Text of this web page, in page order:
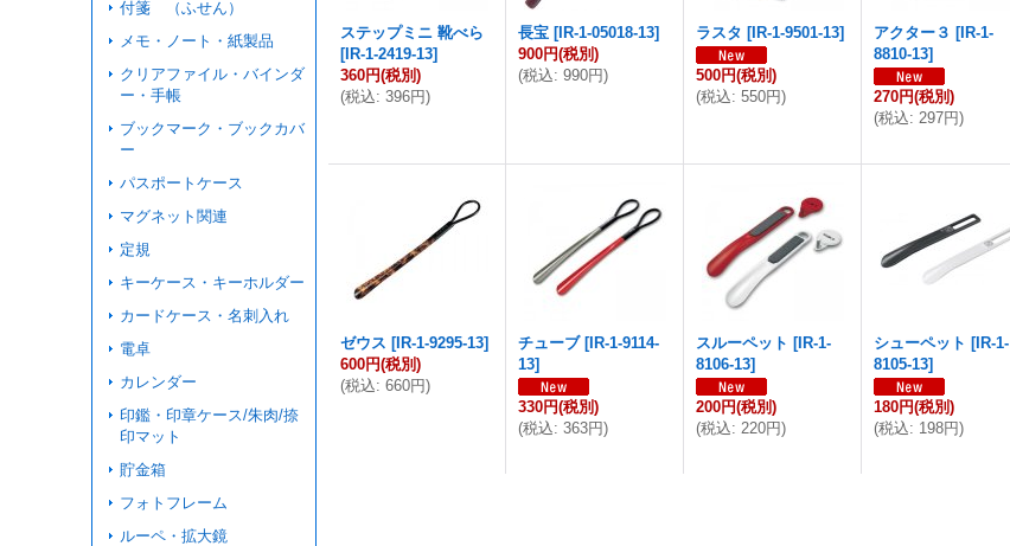
付箋 （ふせん）
メモ・ノート・紙製品
クリアファイル・バインダ
ー・手帳
ブックマーク・ブックカバ
ー
パスポートケース
マグネット関連
定規
キーケース・キーホルダー
カードケース・名刺入れ
電卓
カレンダー
印鑑・印章ケース/朱肉/捺
印マット
貯金箱
フォトフレーム
ルーペ・拡大鏡
ステップミニ 靴べら
[IR-1-2419-13]
360円(税別)
(税込: 396円)
長宝 [IR-1-05018-13]
900円(税別)
(税込: 990円)
ラスタ [IR-1-9501-13]
500円(税別)
(税込: 550円)
アクター３ [IR-1-
8810-13]
270円(税別)
(税込: 297円)
ゼウス [IR-1-9295-13]
600円(税別)
(税込: 660円)
チューブ [IR-1-9114-
13]
330円(税別)
(税込: 363円)
スルーペット [IR-1-
8106-13]
200円(税別)
(税込: 220円)
シューペット [IR-1-
8105-13]
180円(税別)
(税込: 198円)